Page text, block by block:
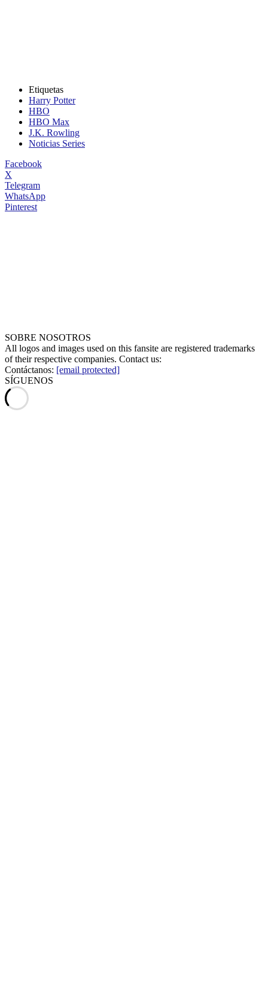
Etiquetas
Harry Potter
HBO
HBO Max
J.K. Rowling
Noticias Series
Facebook
X
Telegram
WhatsApp
Pinterest
SOBRE NOSOTROS
All logos and images used on this fansite are registered trademarks
of their respective companies. Contact us:
Contáctanos: [email protected]
SÍGUENOS